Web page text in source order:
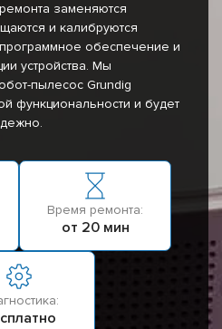
заменяются
и калибруются
обеспечение и
устройства. Мы
пылесос Grundig
функциональности и будет
Время ремонта:
от 20 мин